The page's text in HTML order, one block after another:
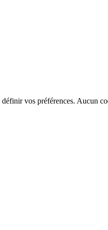
vos préférences. Aucun